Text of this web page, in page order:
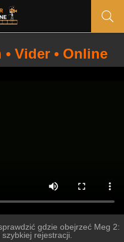
Vider • Online
gdzie obejrzeć Meg 2:
rejestracji.